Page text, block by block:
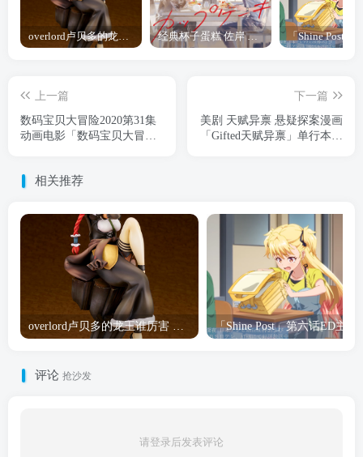
overlord卢贝多的龙王谁厉害 「Overlord」露普斯蕾琪娜·贝塔手办开订 经典杯子蛋糕 佐岸 漫画「经典杯子蛋糕」宣布真人日剧化
上一篇
数码宝贝大冒险2020第31集
动画电影「数码宝贝大冒险
下一篇
美剧 天赋异禀 悬疑探案漫画
「Gifted天赋异禀」单行本第
相关推荐
评论 抢沙发
请登录后发表评论